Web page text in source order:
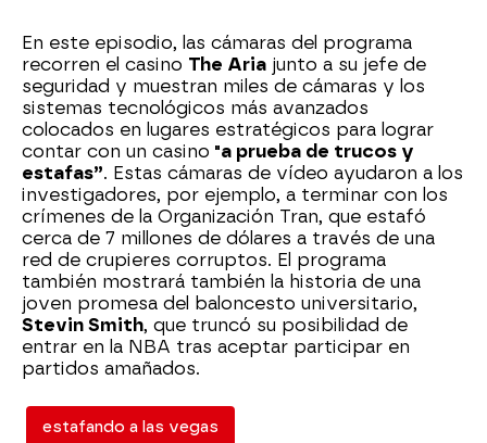
En este episodio, las cámaras del programa
recorren el casino The Aria junto a su jefe de
seguridad y muestran miles de cámaras y los
sistemas tecnológicos más avanzados
colocados en lugares estratégicos para lograr
contar con un casino "a prueba de trucos y
estafas”. Estas cámaras de vídeo ayudaron a los
investigadores, por ejemplo, a terminar con los
crímenes de la Organización Tran, que estafó
cerca de 7 millones de dólares a través de una
red de crupieres corruptos. El programa
también mostrará también la historia de una
joven promesa del baloncesto universitario,
Stevin Smith, que truncó su posibilidad de
entrar en la NBA tras aceptar participar en
partidos amañados.
estafando a las vegas